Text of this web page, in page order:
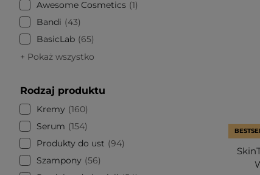
Awesome Cosmetics 1
Bandi
43
BasicLab
65
+ Pokaż wszystko
Rodzaj produktu
Kremy
160
Serum
154
Produkty do ust
94
Szampony
56